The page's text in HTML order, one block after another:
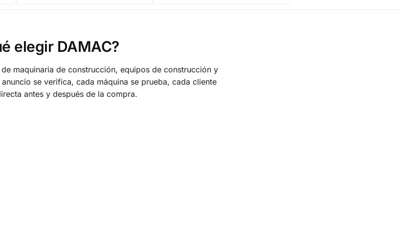
elegir DAMAC?
maquinaria de construcción, equipos de construcción y
se verifica, cada máquina se prueba, cada cliente
antes y después de la compra.